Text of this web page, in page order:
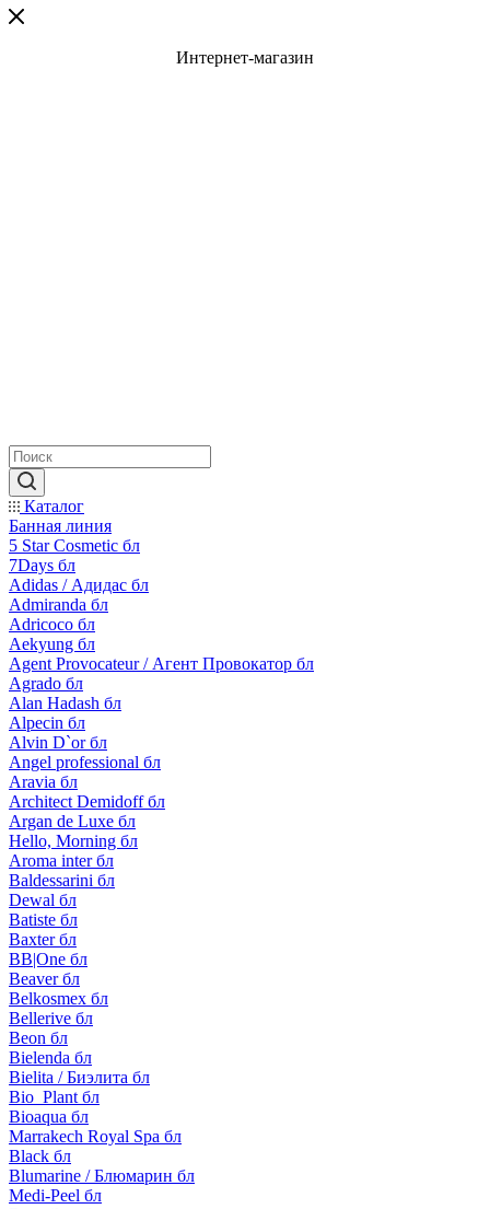
Интернет-магазин
Каталог
Банная линия
5 Star Cosmetic бл
7Days бл
Adidas / Адидас бл
Admiranda бл
Adricoco бл
Aekyung бл
Agent Provocateur / Агент Провокатор бл
Agrado бл
Alan Hadash бл
Alpecin бл
Alvin D`or бл
Angel professional бл
Aravia бл
Architect Demidoff бл
Argan de Luxe бл
Hello, Morning бл
Aroma inter бл
Baldessarini бл
Dewal бл
Batiste бл
Baxter бл
BB|One бл
Beaver бл
Belkosmex бл
Bellerive бл
Beon бл
Bielenda бл
Bielita / Биэлита бл
Bio_Plant бл
Bioaqua бл
Marrakech Royal Spa бл
Black бл
Blumarine / Блюмарин бл
Medi-Peel бл